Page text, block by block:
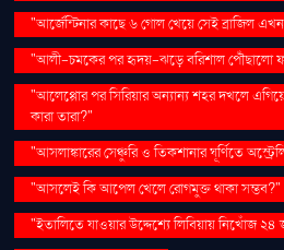
"আর্জেন্টিনার কাছে ৬ গোল খেয়ে সেই ব্রাজিল এখন
"আলী-চমকের পর হৃদয়-ঝড়ে বরিশাল পৌঁছালো
"আলেপ্পোর পর সিরিয়ার অন্যান্য শহর দখলে
কারা তারা?"
"আসলাঙ্কারের সেঞ্চুরি ও তিকশানার ঘূর্ণিতে
"আসলেই কি আপেল খেলে রোগমুক্ত থাকা সম্ভব?"
"ইতালিতে যাওয়ার উদ্দেশ্যে লিবিয়ায় নিখোঁজ ২৪